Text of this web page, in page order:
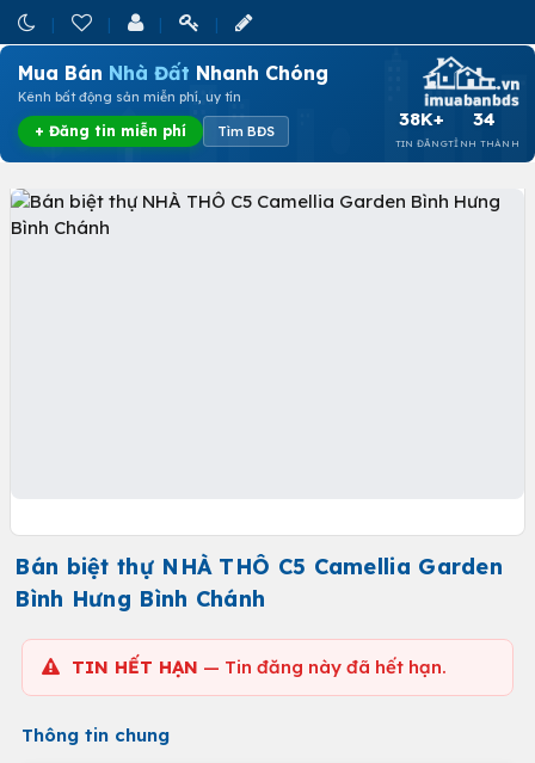
Mua Bán Nhà Đất Nhanh Chóng
Kênh bất động sản miễn phí, uy tín
+ Đăng tin miễn phí Tìm BĐS
38K+
TIN ĐĂNG
34
TỈNH THÀNH
Bán biệt thự NHÀ THÔ C5 Camellia Garden
Bình Hưng Bình Chánh
TIN HẾT HẠN — Tin đăng này đã hết hạn.
Thông tin chung